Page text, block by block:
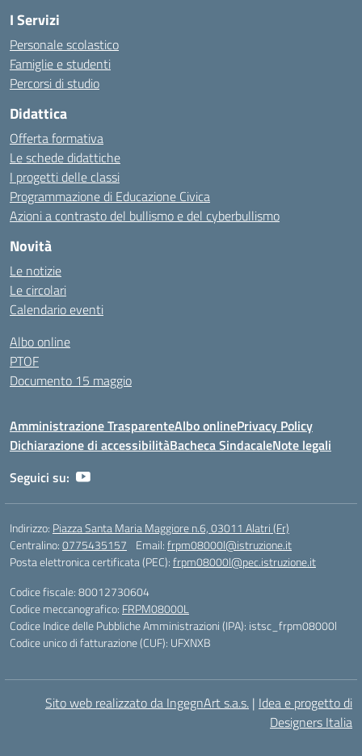
I Servizi
Personale scolastico
Famiglie e studenti
Percorsi di studio
Didattica
Offerta formativa
Le schede didattiche
I progetti delle classi
Programmazione di Educazione Civica
Azioni a contrasto del bullismo e del cyberbullismo
Novità
Le notizie
Le circolari
Calendario eventi
Albo online
PTOF
Documento 15 maggio
Amministrazione TrasparenteAlbo onlinePrivacy Policy
Dichiarazione di accessibilitàBacheca SindacaleNote legali
Seguici su:
Indirizzo: Piazza Santa Maria Maggiore n.6, 03011 Alatri (Fr)
Centralino:0775435157 Email:frpm08000l@istruzione.it
Posta elettronica certificata (PEC):frpm08000l@pec.istruzione.it
Codice fiscale: 80012730604
Codice meccanografico: FRPM08000L
Codice Indice delle Pubbliche Amministrazioni (IPA): istsc_frpm08000l
Codice unico di fatturazione (CUF): UFXNXB
Sito web realizzato da IngegnArt s.a.s. | Idea e progetto di
Designers Italia